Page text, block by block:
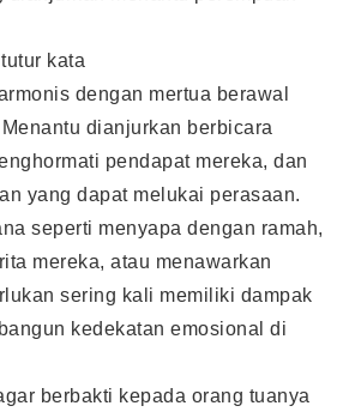
kata
dengan mertua berawal
dianjurkan berbicara
pendapat mereka, dan
yang dapat melukai perasaan.
seperti menyapa dengan ramah,
mereka, atau menawarkan
sering kali memiliki dampak
kedekatan emosional di
berbakti kepada orang tuanya